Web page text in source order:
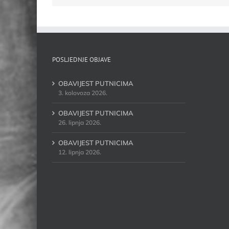
POSLJEDNJE OBJAVE
OBAVIJEST PUTNICIMA
3. kolovoza 2026.
OBAVIJEST PUTNICIMA
26. lipnja 2026.
OBAVIJEST PUTNICIMA
12. lipnja 2026.